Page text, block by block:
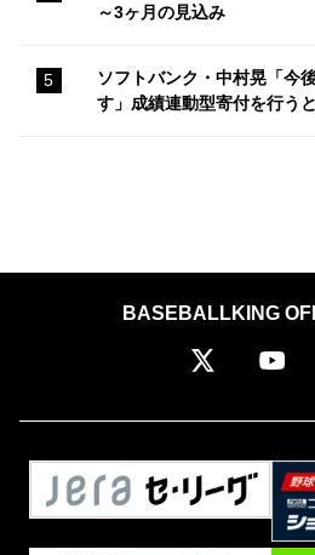
～3ヶ月の見込み
ソフトバンク・中村晃「今
す」成績連動型寄付を行う
BASEBALLKING